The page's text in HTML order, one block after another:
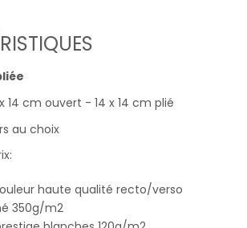
14 cm ouvert - 14 x 14 cm plié
au choix
haute qualité recto/verso
350g/m2